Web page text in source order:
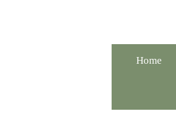
Home